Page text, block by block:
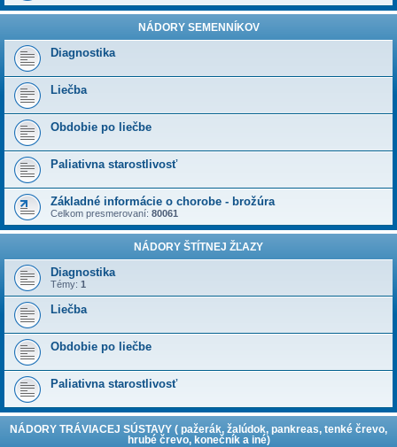
NÁDORY SEMENNÍKOV
Diagnostika
Liečba
Obdobie po liečbe
Paliativna starostlivosť
Základné informácie o chorobe - brožúra
Celkom presmerovaní: 80061
NÁDORY ŠTÍTNEJ ŽĽAZY
Diagnostika
Témy: 1
Liečba
Obdobie po liečbe
Paliativna starostlivosť
NÁDORY TRÁVIACEJ SÚSTAVY ( pažerák, žalúdok, pankreas, tenké črevo,
hrubé črevo, konečník a iné)